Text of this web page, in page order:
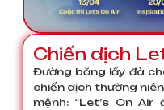
Chiến dịch
Đường băng lấy đà
chiến dịch thường
mệnh: “Let’s On